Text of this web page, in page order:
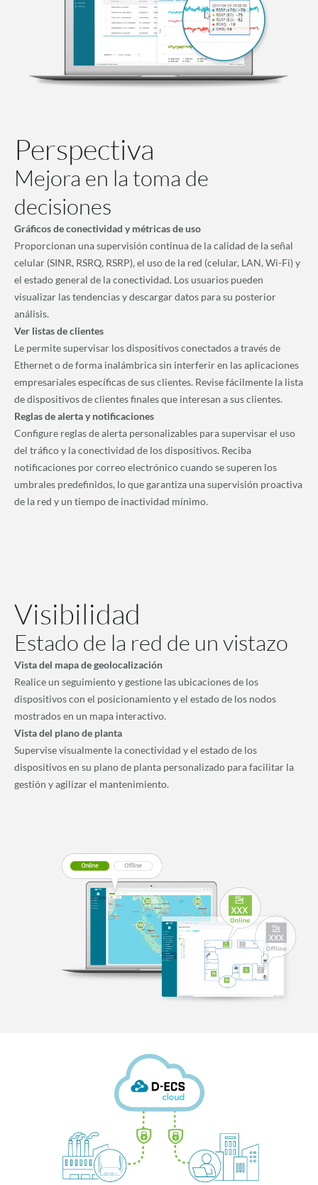
Perspectiva
Mejora en la toma de
decisiones
Gráficos de conectividad y métricas de uso
Proporcionan una supervisión continua de la calidad de la señal
celular (SINR, RSRQ, RSRP), el uso de la red (celular, LAN, Wi-Fi) y
el estado general de la conectividad. Los usuarios pueden
visualizar las tendencias y descargar datos para su posterior
análisis.
Ver listas de clientes
Le permite supervisar los dispositivos conectados a través de
Ethernet o de forma inalámbrica sin interferir en las aplicaciones
empresariales específicas de sus clientes. Revise fácilmente la lista
de dispositivos de clientes finales que interesan a sus clientes.
Reglas de alerta y notificaciones
Configure reglas de alerta personalizables para supervisar el uso
del tráfico y la conectividad de los dispositivos. Reciba
notificaciones por correo electrónico cuando se superen los
umbrales predefinidos, lo que garantiza una supervisión proactiva
de la red y un tiempo de inactividad mínimo.
Visibilidad
Estado de la red de un vistazo
Vista del mapa de geolocalización
Realice un seguimiento y gestione las ubicaciones de los
dispositivos con el posicionamiento y el estado de los nodos
mostrados en un mapa interactivo.
Vista del plano de planta
Supervise visualmente la conectividad y el estado de los
dispositivos en su plano de planta personalizado para facilitar la
gestión y agilizar el mantenimiento.